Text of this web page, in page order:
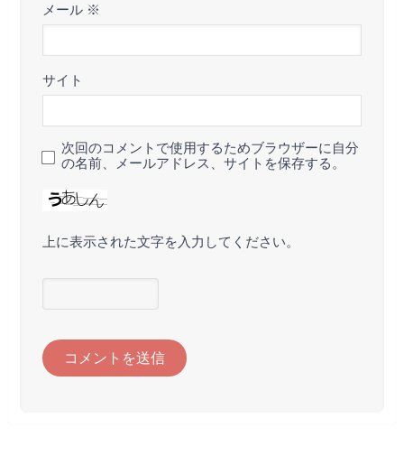
メール ※
サイト
次回のコメントで使用するためブラウザーに自分
の名前、メールアドレス、サイトを保存する。
上に表示された文字を入力してください。